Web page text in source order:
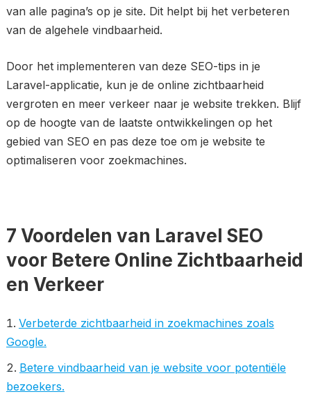
van alle pagina’s op je site. Dit helpt bij het verbeteren
van de algehele vindbaarheid.
Door het implementeren van deze SEO-tips in je
Laravel-applicatie, kun je de online zichtbaarheid
vergroten en meer verkeer naar je website trekken. Blijf
op de hoogte van de laatste ontwikkelingen op het
gebied van SEO en pas deze toe om je website te
optimaliseren voor zoekmachines.
7 Voordelen van Laravel SEO
voor Betere Online Zichtbaarheid
en Verkeer
Verbeterde zichtbaarheid in zoekmachines zoals
Google.
Betere vindbaarheid van je website voor potentiële
bezoekers.